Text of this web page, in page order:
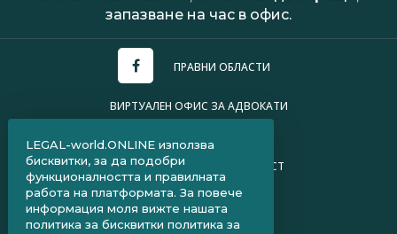
запазване на час в офис.
ПРАВНИ ОБЛАСТИ
ВИРТУАЛЕН ОФИС ЗА АДВОКАТИ
ПОЛИТИКА ЗА ПОВЕРИТЕЛНОСТ
ЧЗВ ЗА КЛИЕНТИ
ЧЗВ ЗА АДВОКАТИ
LEGAL-world.ONLINE използва
бисквитки, за да подобри
функционалността и правилната
работа на платформата. За повече
информация моля вижте нашата
политика за бисквитки политика за